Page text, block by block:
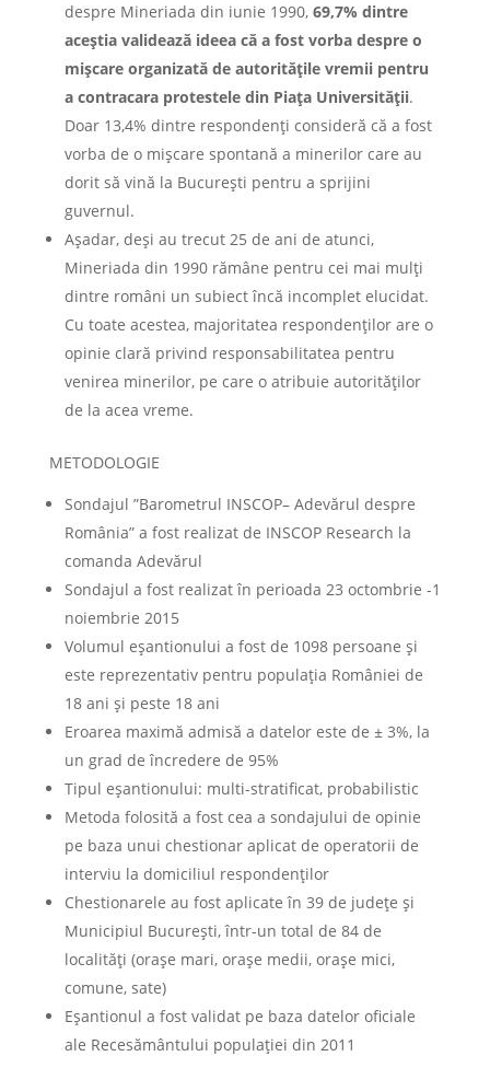
despre Mineriada din iunie 1990, 69,7% dintre
aceștia validează ideea că a fost vorba despre o
mișcare organizată de autoritățile vremii pentru
a contracara protestele din Piața Universității.
Doar 13,4% dintre respondenți consideră că a fost
vorba de o mișcare spontană a minerilor care au
dorit să vină la București pentru a sprijini
guvernul.
Așadar, deși au trecut 25 de ani de atunci,
Mineriada din 1990 rămâne pentru cei mai mulți
dintre români un subiect încă incomplet elucidat.
Cu toate acestea, majoritatea respondenților are o
opinie clară privind responsabilitatea pentru
venirea minerilor, pe care o atribuie autorităților
de la acea vreme.
METODOLOGIE
Sondajul ”Barometrul INSCOP– Adevărul despre
România” a fost realizat de INSCOP Research la
comanda Adevărul
Sondajul a fost realizat în perioada 23 octombrie -1
noiembrie 2015
Volumul eșantionului a fost de 1098 persoane și
este reprezentativ pentru populația României de
18 ani și peste 18 ani
Eroarea maximă admisă a datelor este de ± 3%, la
un grad de încredere de 95%
Tipul eșantionului: multi-stratificat, probabilistic
Metoda folosită a fost cea a sondajului de opinie
pe baza unui chestionar aplicat de operatorii de
interviu la domiciliul respondenţilor
Chestionarele au fost aplicate în 39 de județe și
Municipiul București, într-un total de 84 de
localități (orașe mari, orașe medii, orașe mici,
comune, sate)
Eșantionul a fost validat pe baza datelor oficiale
ale Recesământului populației din 2011